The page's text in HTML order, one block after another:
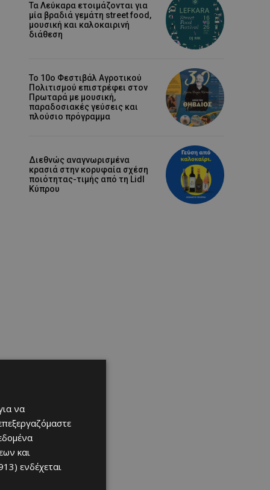
Τα Λεύκαρα ετοιμάζονται για
μία βραδιά γεμάτη street food,
μουσική και καλοκαιρινή
διάθεση
Το 10ο Φεστιβάλ Αγροτικού
Πολιτισμού επιστρέφει στον
Πρωταρά με μουσική,
παραδοσιακές γεύσεις και
πλούσιο πρόγραμμα
Διεθνώς αναγνωρισμένα
κρασιά στην κορυφαία σχέση
ποιότητας-τιμής από τη Lidl
Κύπρου
να
και
ενδέχεται